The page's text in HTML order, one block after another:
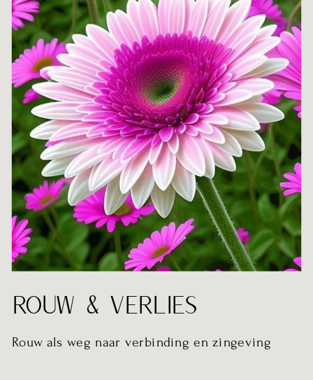
Rouw als weg naar verbinding en zingeving
ROUW & VERLIES